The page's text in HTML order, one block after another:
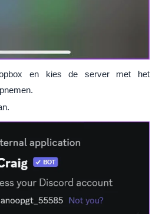
en kies de server met het